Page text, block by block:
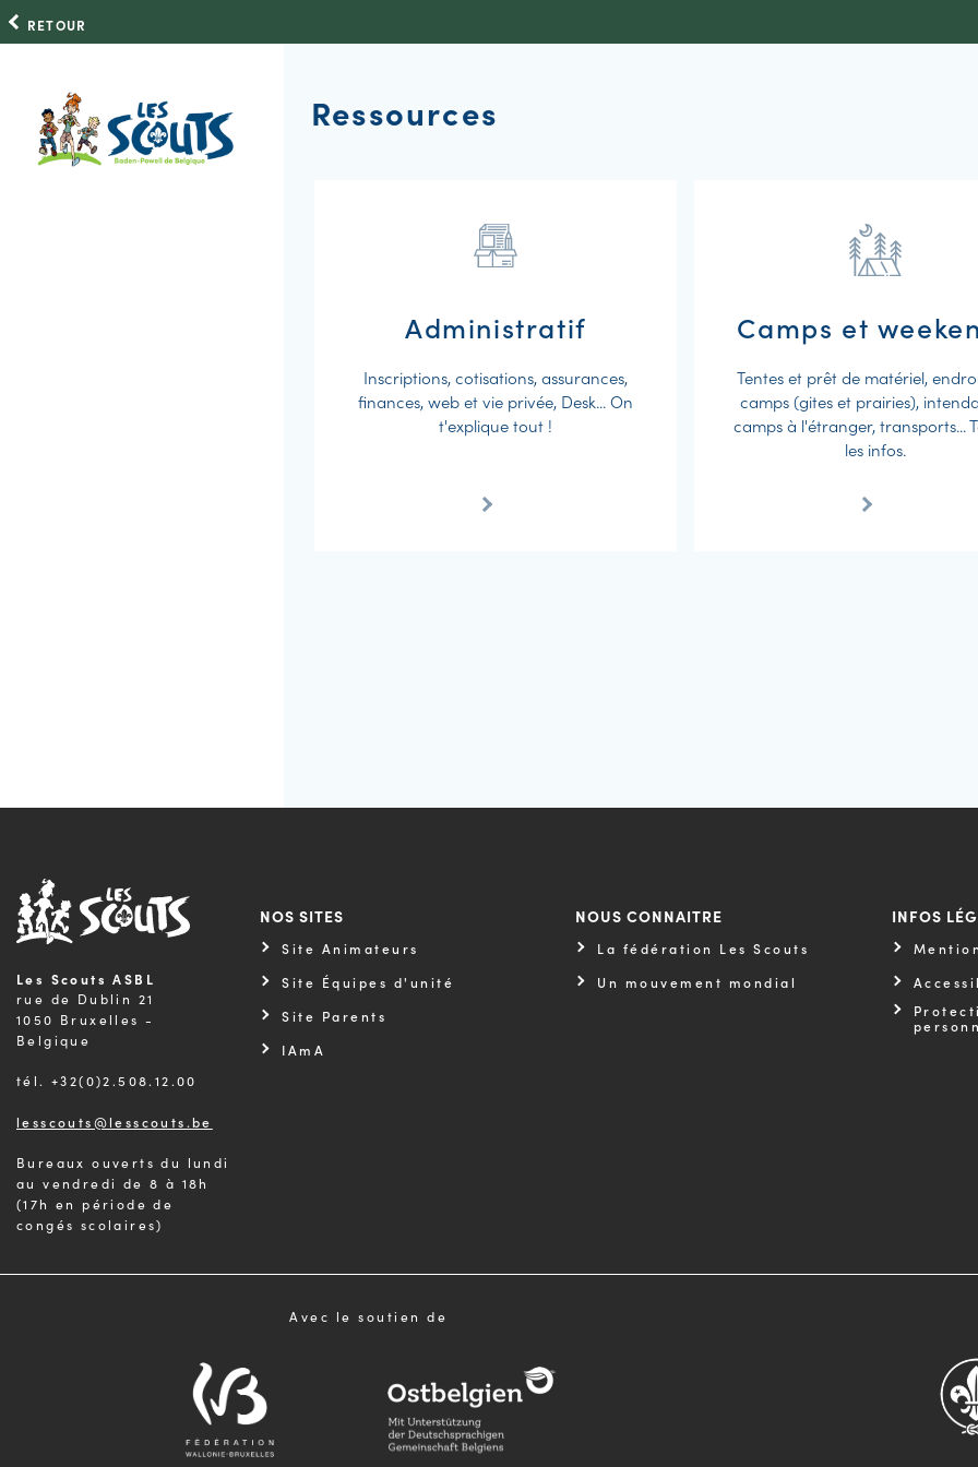
RETOUR
Ressources
Administratif
Inscriptions, cotisations, assurances,
finances, web et vie privée, Desk... On
t'explique tout !
Camps et
Tentes et prêt de matériel,
camps (gites et prairies),
camps à l'étranger, transports...
les infos.
Les Scouts ASBL
rue de Dublin 21
1050 Bruxelles -
Belgique
tél. +32(0)2.508.12.00
lesscouts@lesscouts.be
Bureaux ouverts du lundi
au vendredi de 8 à 18h
(17h en période de
congés scolaires)
NOS SITES
Site Animateurs
Site Équipes d'unité
Site Parents
IAmA
NOUS CONNAITRE
La fédération Les Scouts
Un mouvement mondial
INFOS
Avec le soutien de